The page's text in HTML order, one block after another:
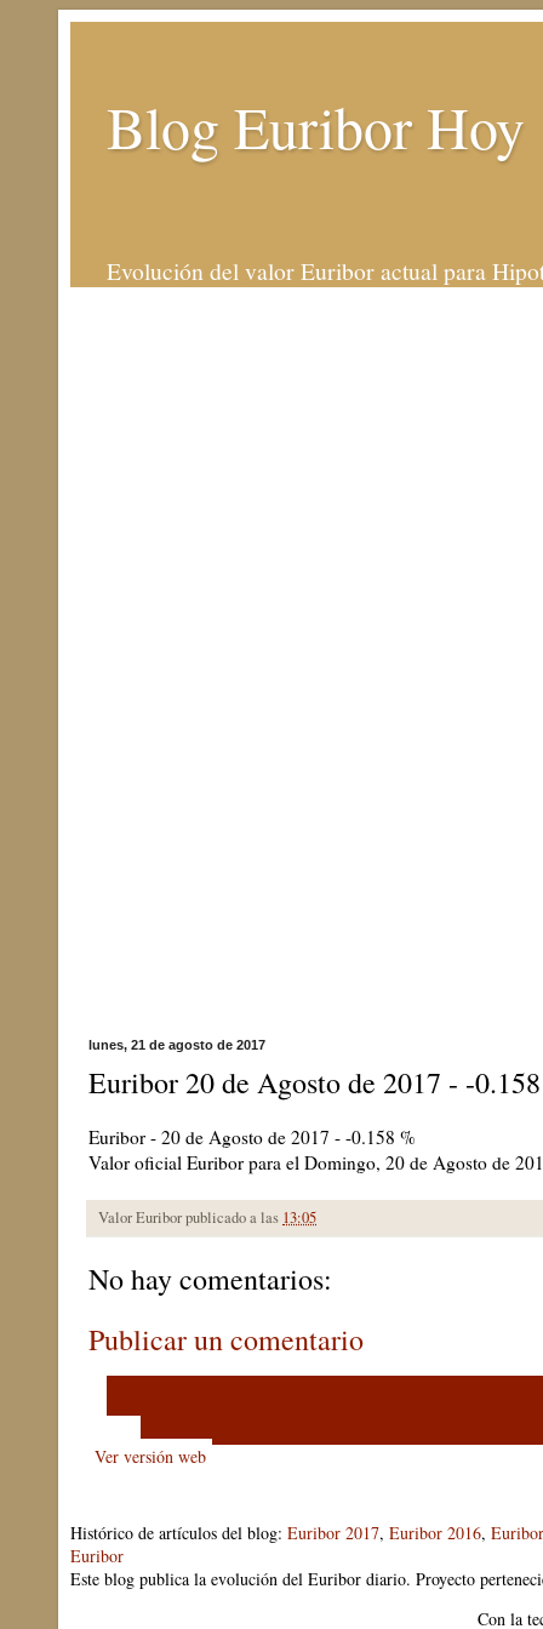
Blog Euribor Hoy
Evolución del valor Euribor actual para
lunes, 21 de agosto de 2017
Euribor 20 de Agosto de 2017 - -
Euribor - 20 de Agosto de 2017 - -0.158 %
Valor oficial Euribor para el Domingo, 20 de Agosto de
Valor Euribor publicado a las 13:05
No hay comentarios:
Publicar un comentario
Ver versión web
Histórico de artículos del blog: Euribor 2017, Euribor 2016,
Euribor
Este blog publica la evolución del Euribor diario. Proyecto
Con la